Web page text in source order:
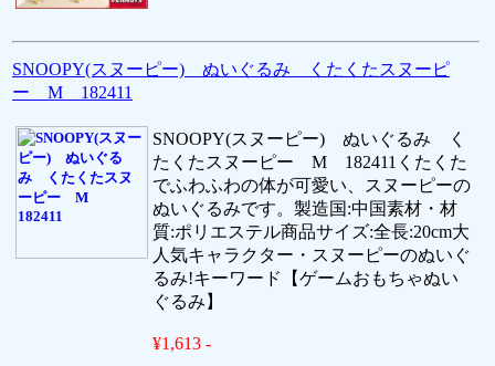
SNOOPY(スヌーピー) ぬいぐるみ くたくたスヌーピ
ー M 182411
SNOOPY(スヌーピー) ぬいぐるみ く
たくたスヌーピー M 182411くたくた
でふわふわの体が可愛い、スヌーピーの
ぬいぐるみです。製造国:中国素材・材
質:ポリエステル商品サイズ:全長:20cm大
人気キャラクター・スヌーピーのぬいぐ
るみ!キーワード【ゲームおもちゃぬい
ぐるみ】
¥1,613 -